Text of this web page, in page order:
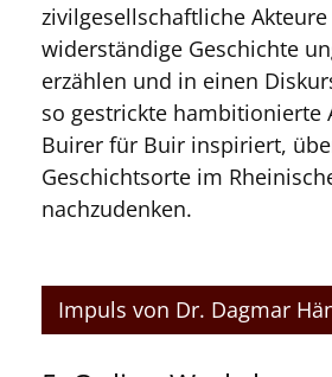
zivilgesellschaftliche
widerständige Geschichte
erzählen und in einen
so gestrickte hambitionierte
Buirer für Buir inspiriert,
Geschichtsorte im
nachzudenken.
Impuls von Dr. Dagmar